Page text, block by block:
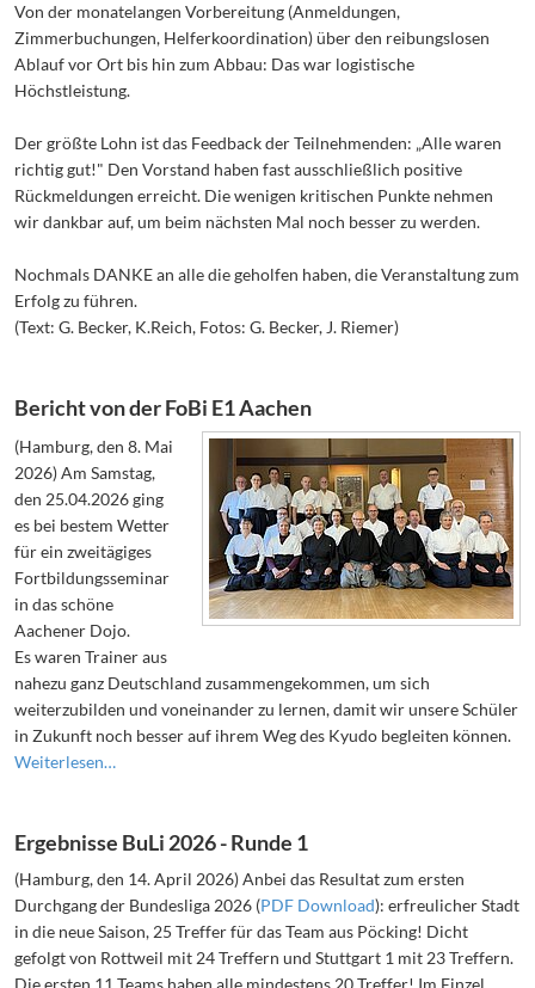
Von der monatelangen Vorbereitung (Anmeldungen,
Zimmerbuchungen, Helferkoordination) über den reibungslosen
Ablauf vor Ort bis hin zum Abbau: Das war logistische
Höchstleistung.
Der größte Lohn ist das Feedback der Teilnehmenden: „Alle waren
richtig gut!" Den Vorstand haben fast ausschließlich positive
Rückmeldungen erreicht. Die wenigen kritischen Punkte nehmen
wir dankbar auf, um beim nächsten Mal noch besser zu werden.
Nochmals DANKE an alle die geholfen haben, die Veranstaltung zum
Erfolg zu führen.
(Text: G. Becker, K.Reich, Fotos: G. Becker, J. Riemer)
Bericht von der FoBi E1 Aachen
(Hamburg, den 8. Mai
2026) Am Samstag,
den 25.04.2026 ging
es bei bestem Wetter
für ein zweitägiges
Fortbildungsseminar
in das schöne
Aachener Dojo.
Es waren Trainer aus
nahezu ganz Deutschland zusammengekommen, um sich
weiterzubilden und voneinander zu lernen, damit wir unsere Schüler
in Zukunft noch besser auf ihrem Weg des Kyudo begleiten können.
Weiterlesen…
Ergebnisse BuLi 2026 - Runde 1
(Hamburg, den 14. April 2026) Anbei das Resultat zum ersten
Durchgang der Bundesliga 2026 (PDF Download): erfreulicher Stadt
in die neue Saison, 25 Treffer für das Team aus Pöcking! Dicht
gefolgt von Rottweil mit 24 Treffern und Stuttgart 1 mit 23 Treffern.
Die ersten 11 Teams haben alle mindestens 20 Treffer! Im Einzel